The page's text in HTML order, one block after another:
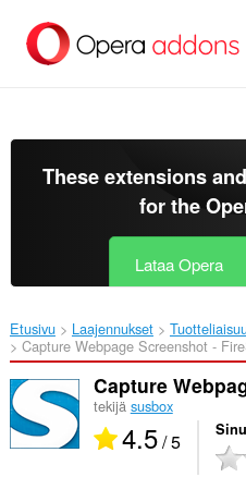
pääsisältöön
These extensions
for the
Lataa Opera
Etusivu Laajennukset
Capture Webpage Screenshot -
Capture
tekijä susbox
4.5/ 5